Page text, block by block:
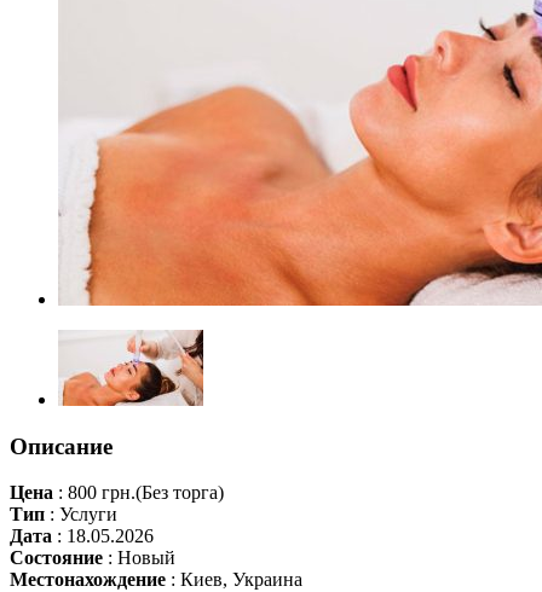
Описание
Цена : 800 грн.(Без торга)
Тип : Услуги
Дата : 18.05.2026
Состояние : Новый
Местонахождение : Киев, Украина